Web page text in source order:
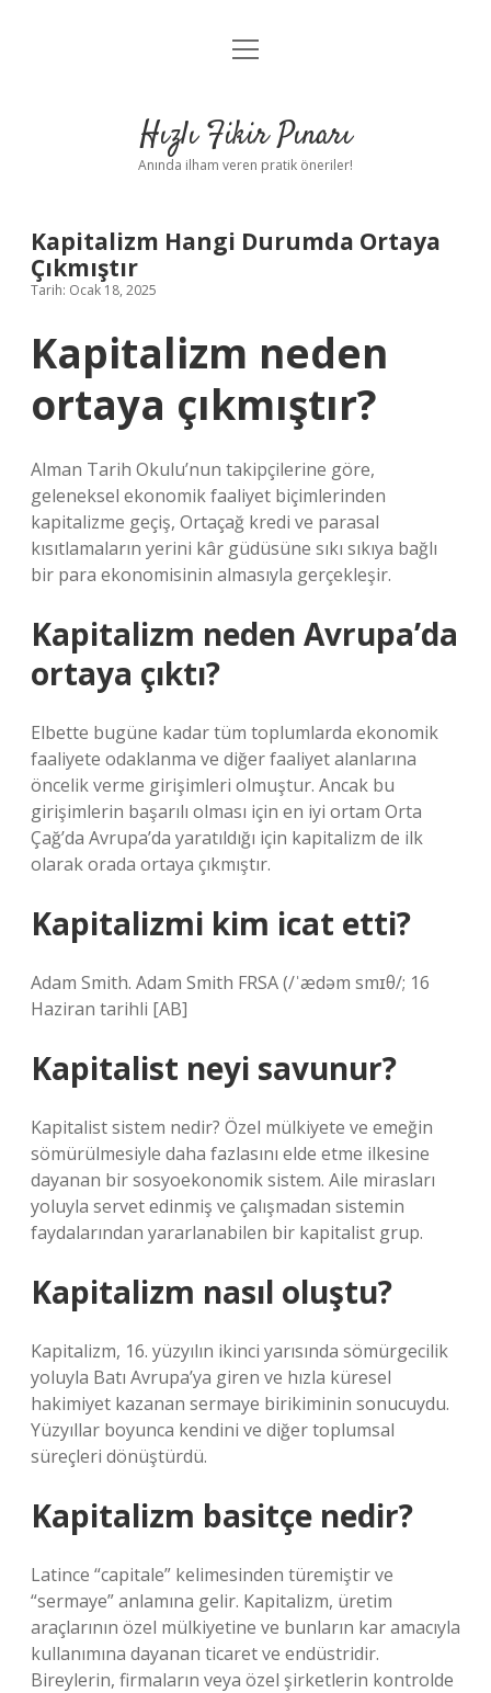
Anasayfa
Yasal Uyarı
menüyü
Hızlı Fikir Pınarı
Anında ilham veren pratik öneriler!
Kapitalizm Hangi Durumda Ortaya
Çıkmıştır
Tarih: Ocak 18, 2025
Kapitalizm neden
ortaya çıkmıştır?
Alman Tarih Okulu’nun takipçilerine göre,
geleneksel ekonomik faaliyet biçimlerinden
kapitalizme geçiş, Ortaçağ kredi ve parasal
kısıtlamaların yerini kâr güdüsüne sıkı sıkıya bağlı
bir para ekonomisinin almasıyla gerçekleşir.
Kapitalizm neden Avrupa’da
ortaya çıktı?
Elbette bugüne kadar tüm toplumlarda ekonomik
faaliyete odaklanma ve diğer faaliyet alanlarına
öncelik verme girişimleri olmuştur. Ancak bu
girişimlerin başarılı olması için en iyi ortam Orta
Çağ’da Avrupa’da yaratıldığı için kapitalizm de ilk
olarak orada ortaya çıkmıştır.
Kapitalizmi kim icat etti?
Adam Smith. Adam Smith FRSA (/ˈædəm smɪθ/; 16
Haziran tarihli [AB]
Kapitalist neyi savunur?
Kapitalist sistem nedir? Özel mülkiyete ve emeğin
sömürülmesiyle daha fazlasını elde etme ilkesine
dayanan bir sosyoekonomik sistem. Aile mirasları
yoluyla servet edinmiş ve çalışmadan sistemin
faydalarından yararlanabilen bir kapitalist grup.
Kapitalizm nasıl oluştu?
Kapitalizm, 16. yüzyılın ikinci yarısında sömürgecilik
yoluyla Batı Avrupa’ya giren ve hızla küresel
hakimiyet kazanan sermaye birikiminin sonucuydu.
Yüzyıllar boyunca kendini ve diğer toplumsal
süreçleri dönüştürdü.
Kapitalizm basitçe nedir?
Latince “capitale” kelimesinden türemiştir ve
“sermaye” anlamına gelir. Kapitalizm, üretim
araçlarının özel mülkiyetine ve bunların kar amacıyla
kullanımına dayanan ticaret ve endüstridir.
Bireylerin, firmaların veya özel şirketlerin kontrolde